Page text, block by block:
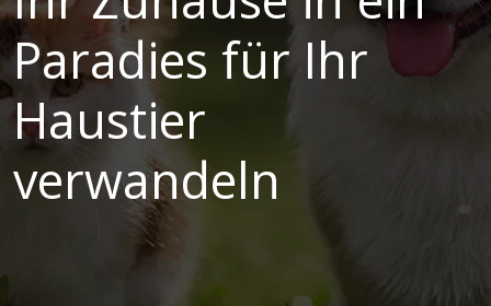
Paradies für Ihr
Haustier
verwandeln